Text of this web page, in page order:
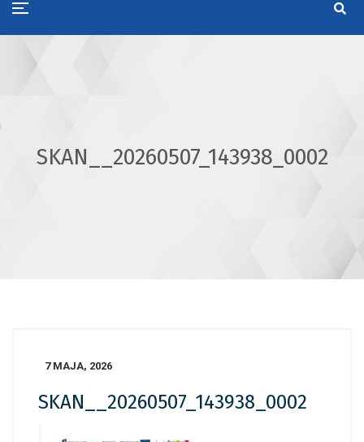
SKAN__20260507_143938_0002
7 MAJA, 2026
SKAN__20260507_143938_0002